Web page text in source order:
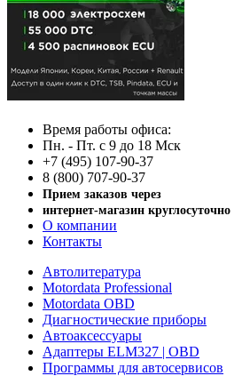
Время работы офиса:
Пн. - Пт. с 9 до 18 Мск
+7 (495) 107-90-37
8 (800) 707-90-37
Прием заказов через
интернет-магазин круглосуточно
О компании
Контакты
Автолитература
Motordata Professional
Motordata OBD
Диагностические приборы
Автоаксессуары
Адаптеры ELM327 | OBD
Программы для автосервисов